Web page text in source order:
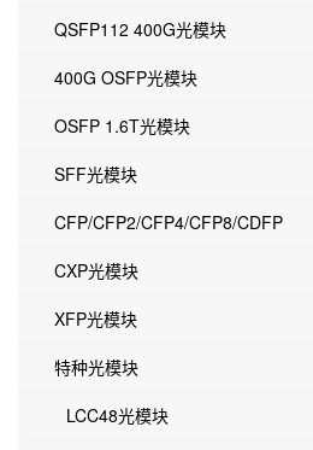
QSFP112 400G光模块
400G OSFP光模块
OSFP 1.6T光模块
SFF光模块
CFP/CFP2/CFP4/CFP8/CDFP
CXP光模块
XFP光模块
特种光模块
LCC48光模块